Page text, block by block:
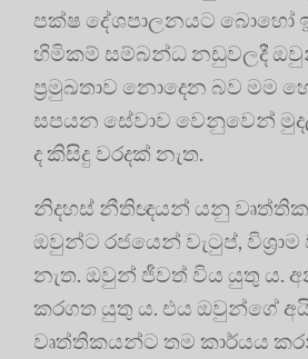
පක්ෂ දේශපාලනයට බොහෝ
හිමිකම් සම්බන්ධ නඩුවලදී
ප්‍රමුඛතාව නොදෙන බව මම
සපයන සේවාව වෙනුවෙන්
ද කිසිදු වරදක් නැත.
නිදහස් නීතිඥයන් යනු
ඔවුන්ට රජයෙන් වැටුප්,
නැත. ඔවුන් ජීවත් විය යුතු ය.
කරගත යුතු ය. එය ඔවුන්ගේ
වෘත්තිකයන්ට තම කාර්යය